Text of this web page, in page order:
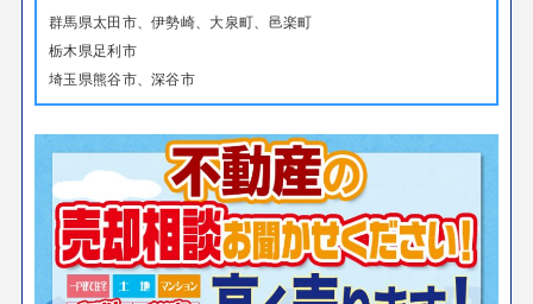
群馬県太田市、伊勢崎、大泉町、邑楽町
栃木県足利市
埼玉県熊谷市、深谷市